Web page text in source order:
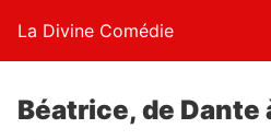
La Divine Comédie
Béatrice, de Dante